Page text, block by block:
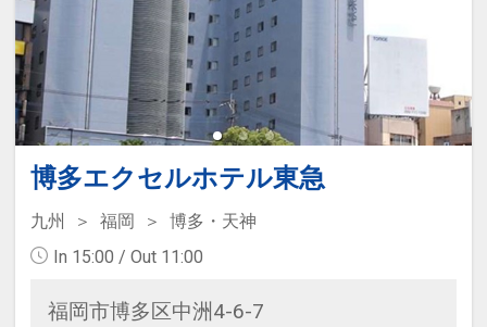
博多エクセルホテル東急
九州 福岡
博多・天神
In 15:00 / Out 11:00
福岡市博多区中洲4-6-7